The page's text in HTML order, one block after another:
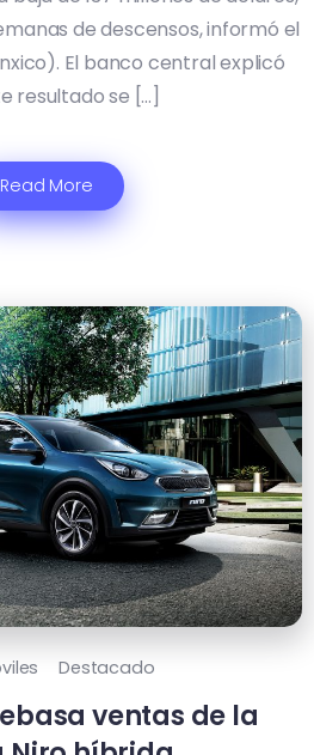
de descensos, informó el
El banco central explicó
resultado se […]
Read More
Destacado
ventas de la